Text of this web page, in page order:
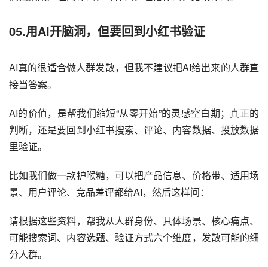
05.用AI开脑洞，但要回到小红书验证
AI真的很适合做人群发散，但我不建议把AI给出来的人群直
接当答案。
AI的价值，是帮我们缩短“从零开始”的灵感空白期；真正的
判断，还是要回到小红书搜索、评论、内容数据、投放数据
里验证。
比如我们做一款护喉糖，可以把产品信息、价格带、适用场
景、用户评论、竞品差评都给AI，然后这样问：
请根据这些资料，帮我从人群身份、具体场景、核心痛点、
可能搜索词、内容选题、验证方式六个维度，发散可能的细
分人群。